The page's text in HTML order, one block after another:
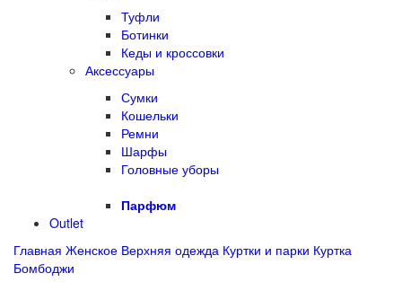
Туфли
Ботинки
Кеды и кроссовки
Аксессуары
Сумки
Кошельки
Ремни
Шарфы
Головные уборы
Парфюм
Outlet
Главная Женское Верхняя одежда Куртки и парки Куртка
Бомбоджи